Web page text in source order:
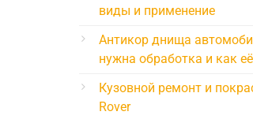
виды и применение
Антикор днища
нужна обработка и как
Кузовной ремонт и
Rover